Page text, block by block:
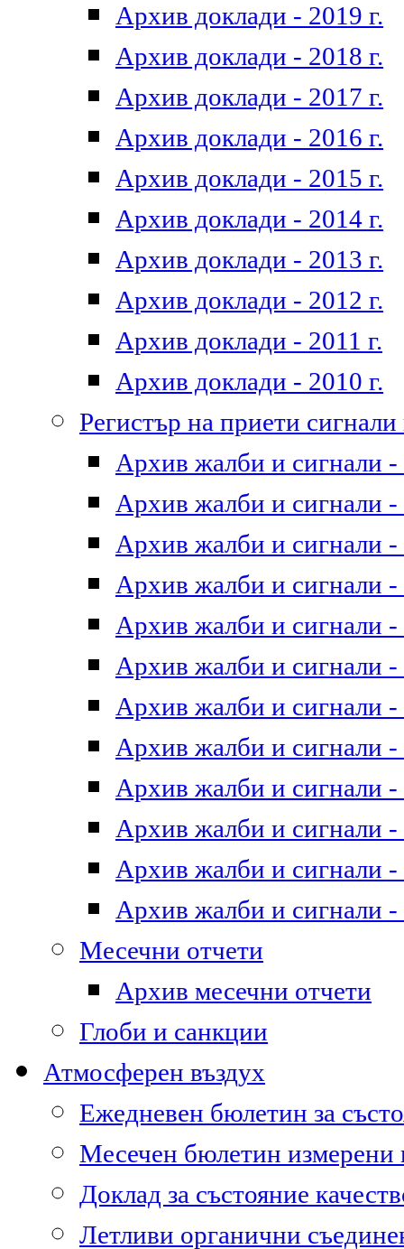
Архив доклади - 2019 г.
Архив доклади - 2018 г.
Архив доклади - 2017 г.
Архив доклади - 2016 г.
Архив доклади - 2015 г.
Архив доклади - 2014 г.
Архив доклади - 2013 г.
Архив доклади - 2012 г.
Архив доклади - 2011 г.
Архив доклади - 2010 г.
Регистър на приети
Архив жалби и сигнали -
Архив жалби и сигнали -
Архив жалби и сигнали -
Архив жалби и сигнали -
Архив жалби и сигнали -
Архив жалби и сигнали -
Архив жалби и сигнали -
Архив жалби и сигнали -
Архив жалби и сигнали -
Архив жалби и сигнали -
Архив жалби и сигнали -
Архив жалби и сигнали -
Месечни отчети
Архив месечни отчети
Глоби и санкции
Атмосферен въздух
Ежедневен бюлетин за
Месечен бюлетин
Доклад за състояние
Летливи органични